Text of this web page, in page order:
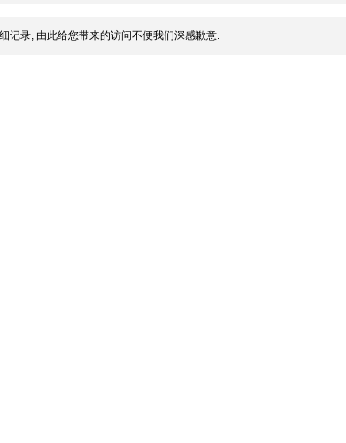
记录, 由此给您带来的访问不便我们深感歉意.